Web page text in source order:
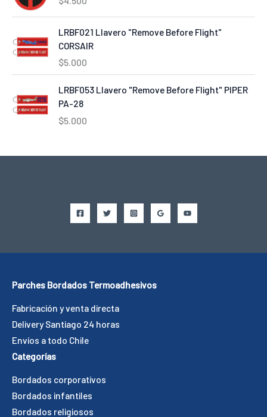
LRBF021 Llavero "Remove Before Flight"
CORSAIR
$5.000
LRBF053 Llavero "Remove Before Flight" PIPER
PA-28
$5.000
Parches Bordados Termoadhesivos
Fabricación y venta directa
Delivery Santiago 24 horas
Envíos a todo Chile
Categorías
Bordados corporativos
Bordados infantiles
Bordados religiosos